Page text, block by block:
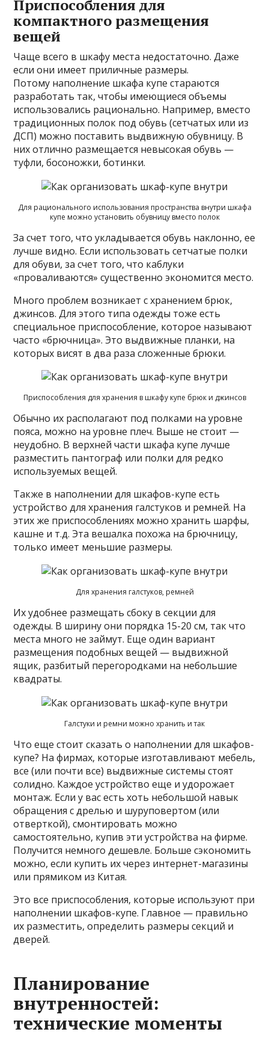
Приспособления для
компактного размещения
вещей
Чаще всего в шкафу места недостаточно. Даже
если они имеет приличные размеры.
Потому наполнение шкафа купе стараются
разработать так, чтобы имеющиеся объемы
использовались рационально. Например, вместо
традиционных полок под обувь (сетчатых или из
ДСП) можно поставить выдвижную обувницу. В
них отлично размещается невысокая обувь —
туфли, босоножки, ботинки.
Для рационального использования пространства внутри шкафа
купе можно установить обувницу вместо полок
За счет того, что укладывается обувь наклонно, ее
лучше видно. Если использовать сетчатые полки
для обуви, за счет того, что каблуки
«проваливаются» существенно экономится место.
Много проблем возникает с хранением брюк,
джинсов. Для этого типа одежды тоже есть
специальное приспособление, которое называют
часто «брючница». Это выдвижные планки, на
которых висят в два раза сложенные брюки.
Приспособления для хранения в шкафу купе брюк и джинсов
Обычно их располагают под полками на уровне
пояса, можно на уровне плеч. Выше не стоит —
неудобно. В верхней части шкафа купе лучше
разместить пантограф или полки для редко
используемых вещей.
Также в наполнении для шкафов-купе есть
устройство для хранения галстуков и ремней. На
этих же приспособлениях можно хранить шарфы,
кашне и т.д. Эта вешалка похожа на брючницу,
только имеет меньшие размеры.
Для хранения галстуков, ремней
Их удобнее размещать сбоку в секции для
одежды. В ширину они порядка 15-20 см, так что
места много не займут. Еще один вариант
размещения подобных вещей — выдвижной
ящик, разбитый перегородками на небольшие
квадраты.
Галстуки и ремни можно хранить и так
Что еще стоит сказать о наполнении для шкафов-
купе? На фирмах, которые изготавливают мебель,
все (или почти все) выдвижные системы стоят
солидно. Каждое устройство еще и удорожает
монтаж. Если у вас есть хоть небольшой навык
обращения с дрелью и шуруповертом (или
отверткой), смонтировать можно
самостоятельно, купив эти устройства на фирме.
Получится немного дешевле. Больше сэкономить
можно, если купить их через интернет-магазины
или прямиком из Китая.
Это все приспособления, которые используют при
наполнении шкафов-купе. Главное — правильно
их разместить, определить размеры секций и
дверей.
Планирование
внутренностей:
технические моменты